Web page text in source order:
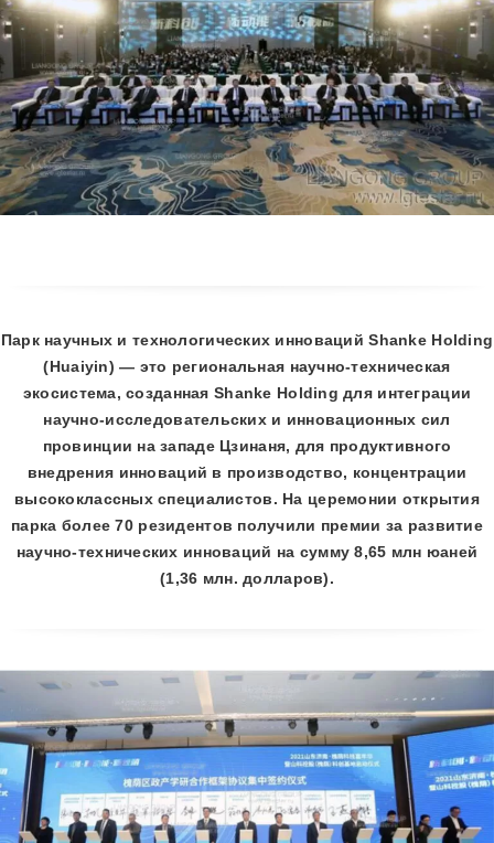
Парк научных и технологических инноваций Shanke Holding
(Huaiyin) — это региональная научно-техническая
экосистема, созданная Shanke Holding для интеграции
научно-исследовательских и инновационных сил
провинции на западе Цзинаня, для продуктивного
внедрения инноваций в производство, концентрации
высококлассных специалистов. На церемонии открытия
парка более 70 резидентов получили премии за развитие
научно-технических инноваций на сумму 8,65 млн юаней
(1,36 млн. долларов).